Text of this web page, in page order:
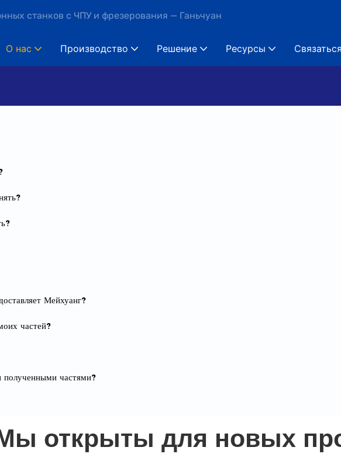
станков с ЧПУ и фрезерования — Ганьчуан
О нас Производство Решение Ресурсы
Мейхуанг?
частей?
полученными частями?
открыты для новых